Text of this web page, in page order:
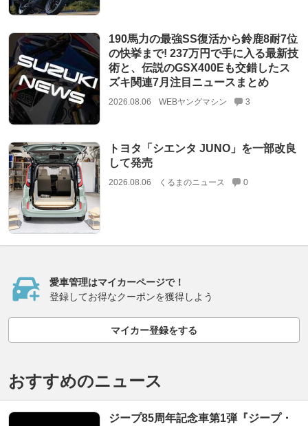
190馬力の最強SS復活から鈴鹿8耐7位
の快挙まで! 237万円で手に入る最新技
術と、伝説のGSX400Eも交錯したス
ズキ関連7月注目ニュースまとめ
2026.08.06 WEBヤングマシン 3
トヨタ「シエンタ JUNO」を一部改良
して発売
2026.08.06 くるまのニュース 0
愛車管理はマイカーページで！
登録してお得なクーポンを獲得しよう
マイカー登録をする
おすすめのニュース
ジープ85周年記念車第1弾『ジープ・